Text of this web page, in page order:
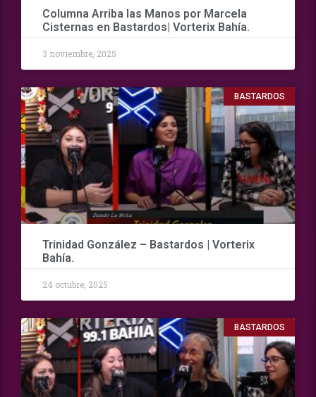
Columna Arriba las Manos por Marcela
Cisternas en Bastardos| Vorterix Bahía.
3 noviembre, 2025
BASTARDOS
Trinidad González – Bastardos | Vorterix
Bahía.
24 octubre, 2025
BASTARDOS